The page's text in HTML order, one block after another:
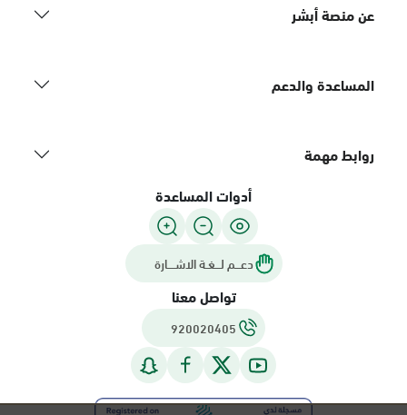
عن منصة أبشر
المساعدة والدعم
روابط مهمة
أدوات المساعدة
دعـــم لـــغـة الاشــــارة
تواصل معنا
920020405